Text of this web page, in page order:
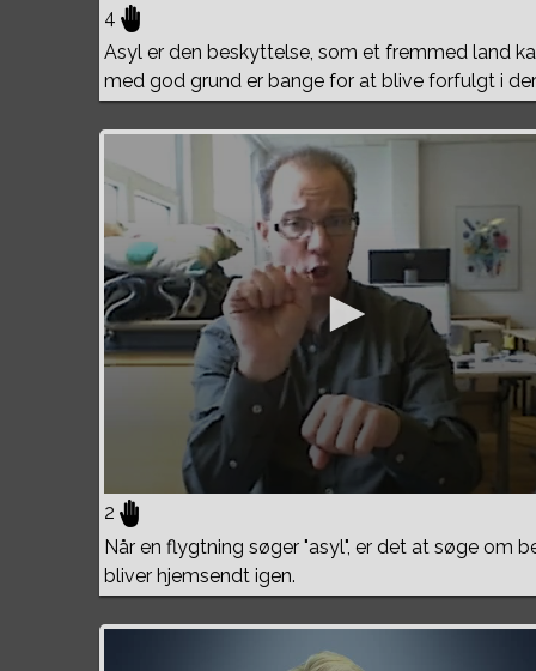
4
Asyl er den beskyttelse, som et fremmed land
med god grund er bange for at blive forfulgt i
2
Når en flygtning søger "asyl", er det at søge om
bliver hjemsendt igen.